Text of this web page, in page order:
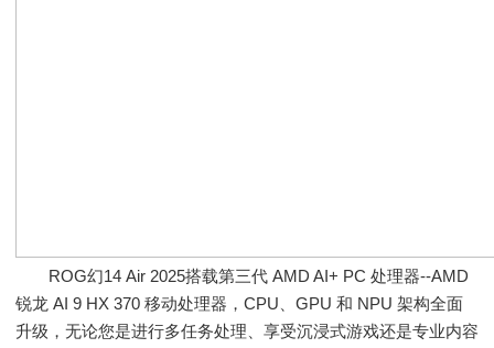
ROG幻14 Air 2025搭载第三代 AMD AI+ PC 处理器--AMD
锐龙 AI 9 HX 370 移动处理器，CPU、GPU 和 NPU 架构全面
升级，无论您是进行多任务处理、享受沉浸式游戏还是专业内容